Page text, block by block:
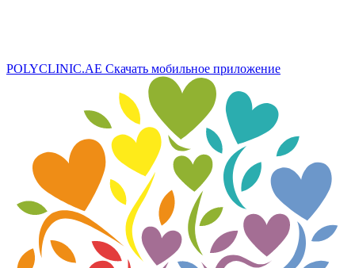
POLYCLINIC.AE Скачать мобильное приложение